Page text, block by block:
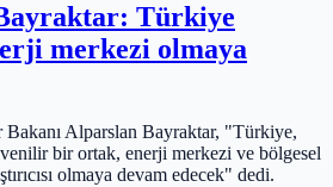
Türkiye
merkezi olmaya
Alparslan Bayraktar, "Türkiye,
bir ortak, enerji merkezi ve bölgesel
olmaya devam edecek" dedi.